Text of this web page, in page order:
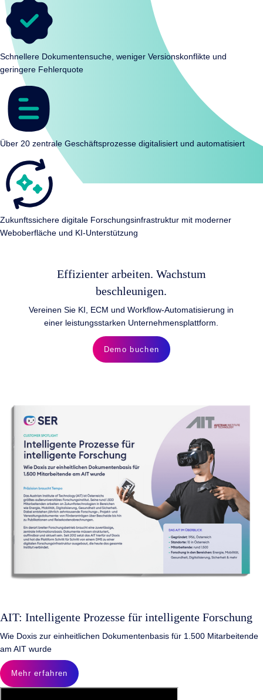
Schnellere Dokumentensuche, weniger Versionskonflikte und
geringere Fehlerquote
Über 20 zentrale Geschäftsprozesse digitalisiert und automatisiert
Zukunftssichere digitale Forschungsinfrastruktur mit moderner
Weboberfläche und KI-Unterstützung
Effizienter arbeiten. Wachstum
beschleunigen.
Vereinen Sie KI, ECM und Workflow-Automatisierung in
einer leistungsstarken Unternehmensplattform.
Demo buchen
AIT: Intelligente Prozesse für intelligente Forschung
Wie Doxis zur einheitlichen Dokumentenbasis für 1.500 Mitarbeitende
am AIT wurde
Mehr erfahren